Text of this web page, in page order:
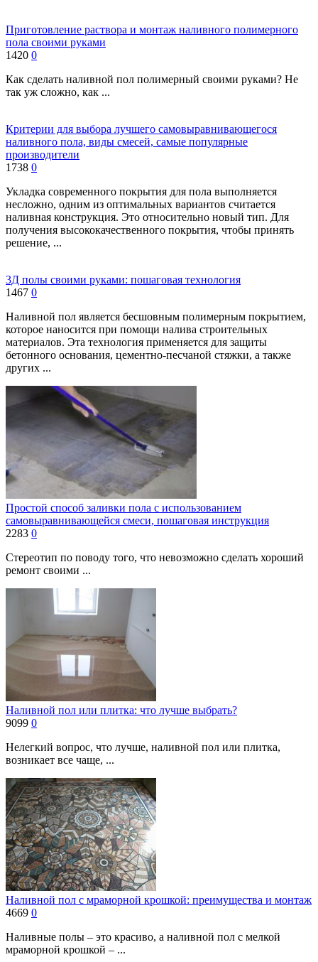
Приготовление раствора и монтаж наливного полимерного
пола своими руками
1420 0
Как сделать наливной пол полимерный своими руками? Не
так уж сложно, как ...
Критерии для выбора лучшего самовыравнивающегося
наливного пола, виды смесей, самые популярные
производители
1738 0
Укладка современного покрытия для пола выполняется
несложно, одним из оптимальных вариантов считается
наливная конструкция. Это относительно новый тип. Для
получения высококачественного покрытия, чтобы принять
решение, ...
3Д полы своими руками: пошаговая технология
1467 0
Наливной пол является бесшовным полимерным покрытием,
которое наносится при помощи налива строительных
материалов. Эта технология применяется для защиты
бетонного основания, цементно-песчаной стяжки, а также
других ...
Простой способ заливки пола с использованием
самовыравнивающейся смеси, пошаговая инструкция
2283 0
Стереотип по поводу того, что невозможно сделать хороший
ремонт своими ...
Наливной пол или плитка: что лучше выбрать?
9099 0
Нелегкий вопрос, что лучше, наливной пол или плитка,
возникает все чаще, ...
Наливной пол с мраморной крошкой: преимущества и монтаж
4669 0
Наливные полы – это красиво, а наливной пол с мелкой
мраморной крошкой – ...